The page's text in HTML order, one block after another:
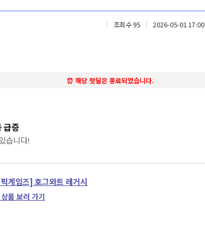
조회수 95 2026-05-01 17:00
⏰ 해당 핫딜은 종료되었습니다.
급증
습니다!
게임즈] 호그와트 레거시
품 보러 가기